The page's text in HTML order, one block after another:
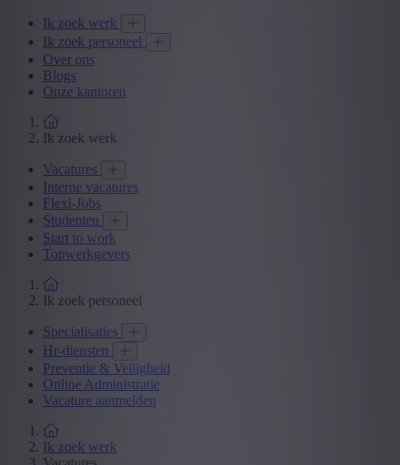
Ik zoek werk
Ik zoek personeel
Over ons
Blogs
Onze kantoren
Ik zoek werk
Vacatures
Interne vacatures
Flexi-Jobs
Studenten
Start to work
Topwerkgevers
Ik zoek personeel
Specialisaties
Hr-diensten
Preventie & Veiligheid
Online Administratie
Vacature aanmelden
Ik zoek werk